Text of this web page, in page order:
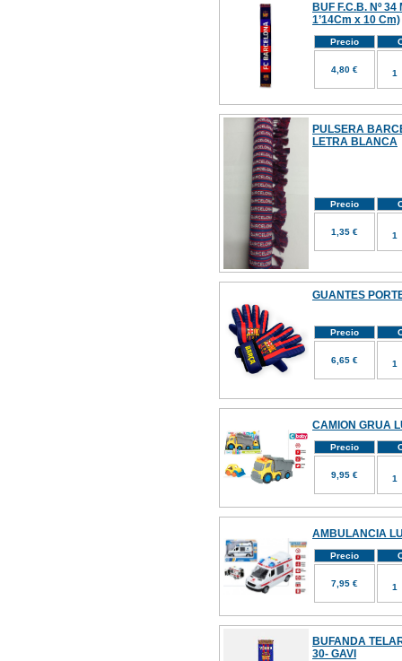
BUF F.C.B. Nº
1’14Cm x 10 Cm)
Precio
4,80 €
PULSERA
LETRA BLANCA
Precio
1,35 €
GUANTES
Precio
6,65 €
CAMION GRUA
Precio
9,95 €
AMBULANCIA
Precio
7,95 €
BUFANDA
30- GAVI